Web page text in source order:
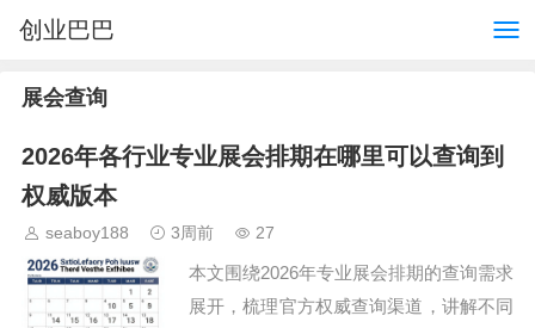
创业巴巴
展会查询
2026年各行业专业展会排期在哪里可以查询到
权威版本
seaboy188 3周前 27
本文围绕2026年专业展会排期的查询需求
展开，梳理官方权威查询渠道，讲解不同